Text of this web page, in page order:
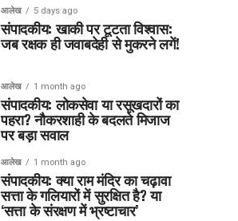
आलेख 5 days ago
संपादकीय: खाकी पर टूटता विश्वास:
जब रक्षक ही जवाबदेही से मुकरने लगें!
आलेख 1 month ago
संपादकीय: लोकसेवा या रसूखदारों का
पहरा? नौकरशाही के बदलते मिजाज
पर बड़ा सवाल
आलेख 1 month ago
संपादकीय: क्या राम मंदिर का चढ़ावा
सत्ता के गलियारों में सुरक्षित है? या
‘सत्ता के संरक्षण में भ्रष्टाचार’